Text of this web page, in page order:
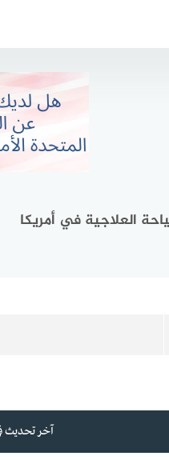
العلاجية في أمريكا
آخر تحديث في 11